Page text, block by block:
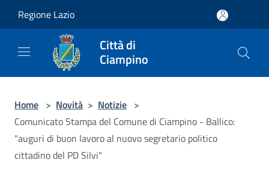
Regione Lazio
Città di
Ciampino
Home > Novità > Notizie >
Comunicato Stampa del Comune di Ciampino - Ballico:
"auguri di buon lavoro al nuovo segretario politico
cittadino del PD Silvi"